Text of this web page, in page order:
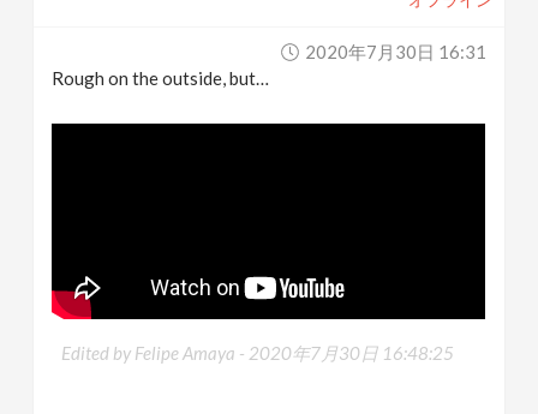
2020年7月30日 16:31
Rough on the outside, but…
Edited by Felipe Amaya - 2020年7月30日 16:48:25